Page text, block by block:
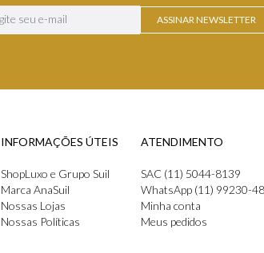
ASSINAR NEWSLETTER
INFORMAÇÕES ÚTEIS
ShopLuxo e Grupo Suil
Marca AnaSuil
Nossas Lojas
Nossas Políticas
ATENDIMENTO
SAC (11) 5044-8139
WhatsApp (11) 99230-
Minha conta
Meus pedidos